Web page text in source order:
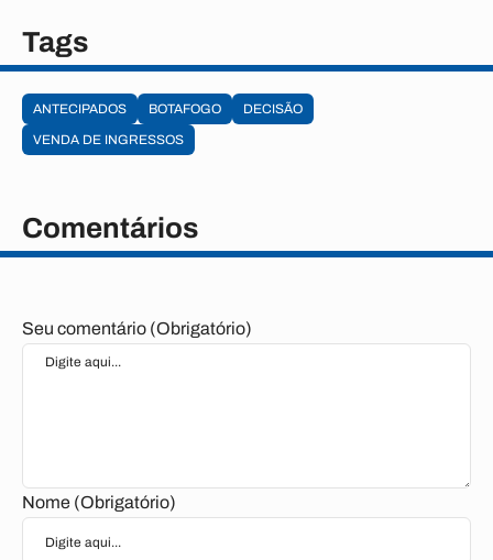
Tags
ANTECIPADOS BOTAFOGO
DECISÃO
VENDA DE INGRESSOS
Comentários
Seu comentário (Obrigatório)
Nome (Obrigatório)